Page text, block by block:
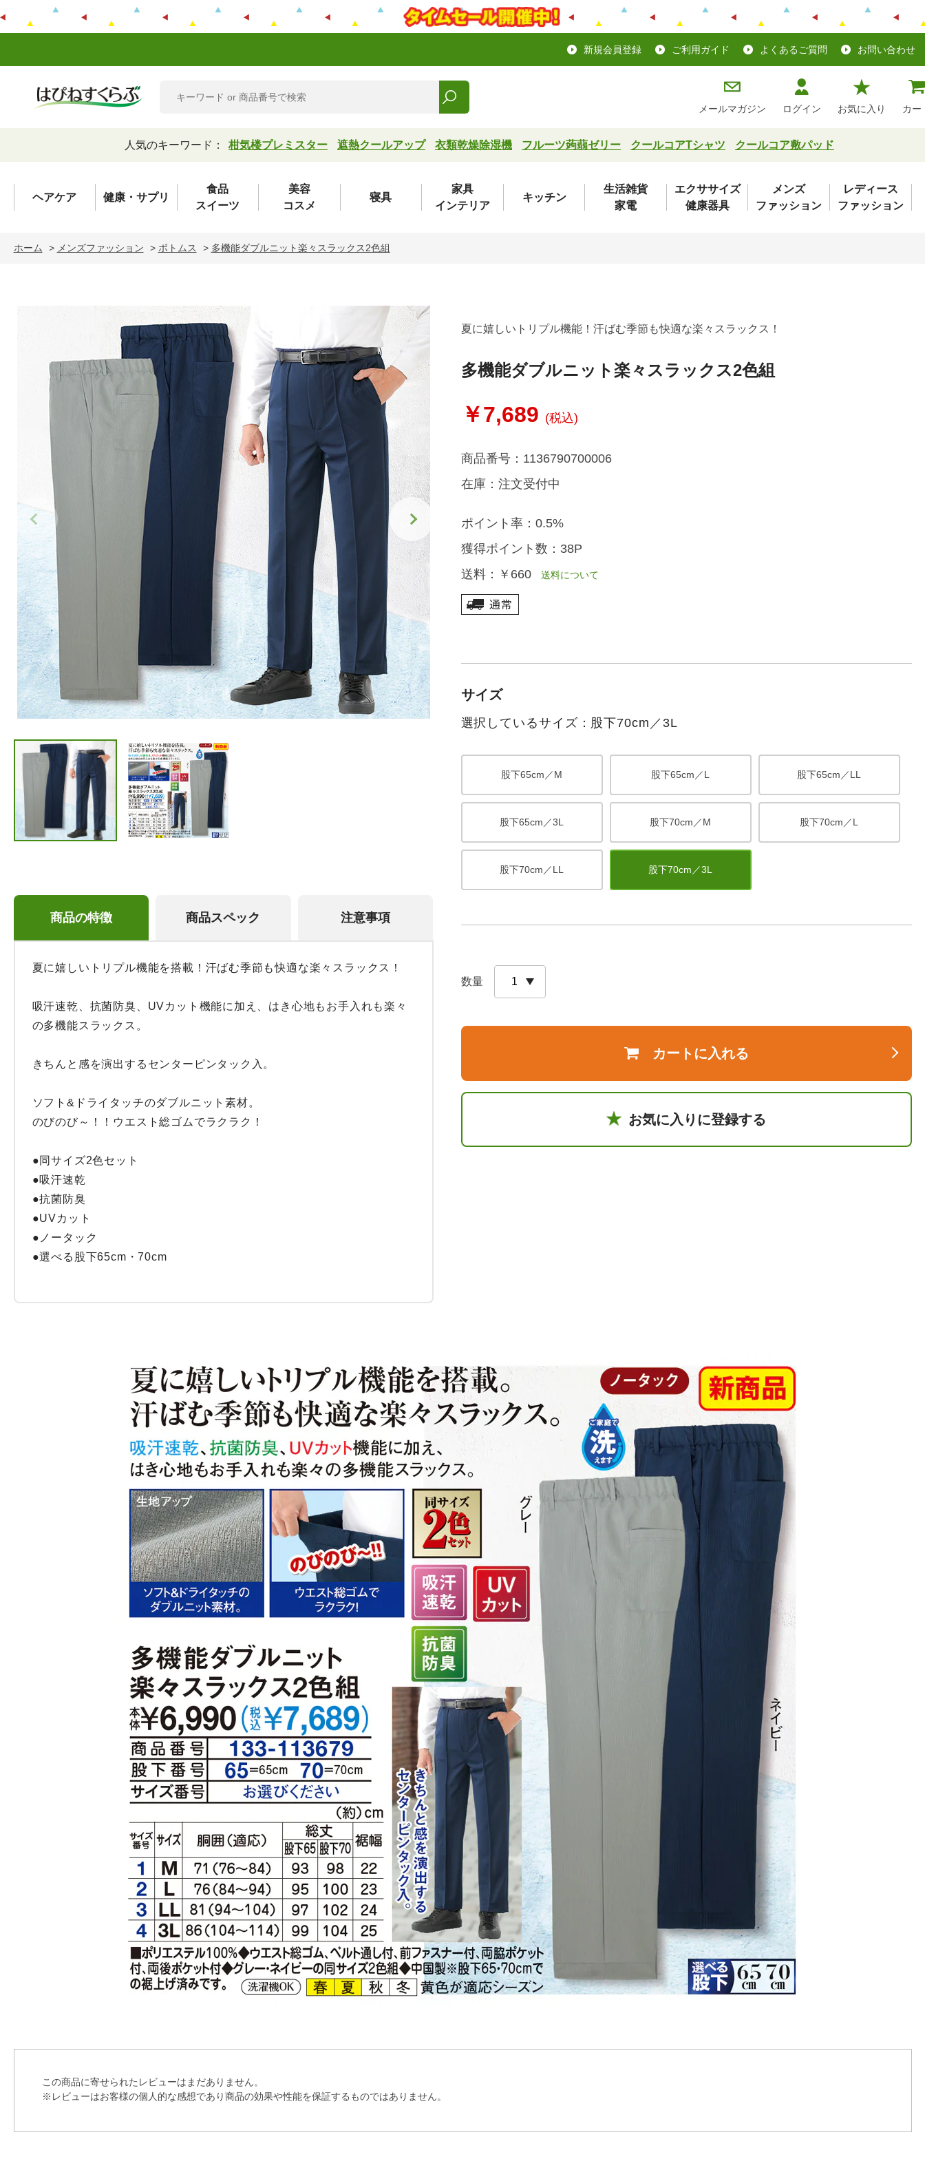
新規会員登録 ご利用ガイド よくあるご質問 お問い合わせ
メールマガジン ログイン お気に入り カー
人気のキーワード： 柑気楼プレミスター 遮熱クールアップ 衣類乾燥除湿機 フルーツ蒟蒻ゼリー クールコアTシャツ クールコア敷パッド
ヘアケア 健康・サプリ
食品
スイーツ
美容
コスメ
寝具
家具
インテリア
キッチン
生活雑貨
家電
エクササイズ
健康器具
メンズ
ファッション
レディース
ファッション
ホーム > メンズファッション > ボトムス > 多機能ダブルニット楽々スラックス2色組
商品の特徴 商品スペック 注意事項
夏に嬉しいトリプル機能を搭載！汗ばむ季節も快適な楽々スラックス！
吸汗速乾、抗菌防臭、UVカット機能に加え、はき心地もお手入れも楽々
の多機能スラックス。
きちんと感を演出するセンターピンタック入。
ソフト&ドライタッチのダブルニット素材。
のびのび～！！ウエスト総ゴムでラクラク！
●同サイズ2色セット
●吸汗速乾
●抗菌防臭
●UVカット
●ノータック
●選べる股下65cm・70cm
夏に嬉しいトリプル機能！汗ばむ季節も快適な楽々スラックス！
多機能ダブルニット楽々スラックス2色組
￥7,689 (税込)
商品番号： 1136790700006
在庫： 注文受付中
ポイント率： 0.5%
獲得ポイント数： 38P
送料： ￥660送料について
サイズ
選択しているサイズ：股下70cm／3L
股下65cm／M 股下65cm／L 股下65cm／LL
股下65cm／3L 股下70cm／M 股下70cm／L
股下70cm／LL 股下70cm／3L
数量
カートに入れる
お気に入りに登録する
この商品に寄せられたレビューはまだありません。
※レビューはお客様の個人的な感想であり商品の効果や性能を保証するものではありません。